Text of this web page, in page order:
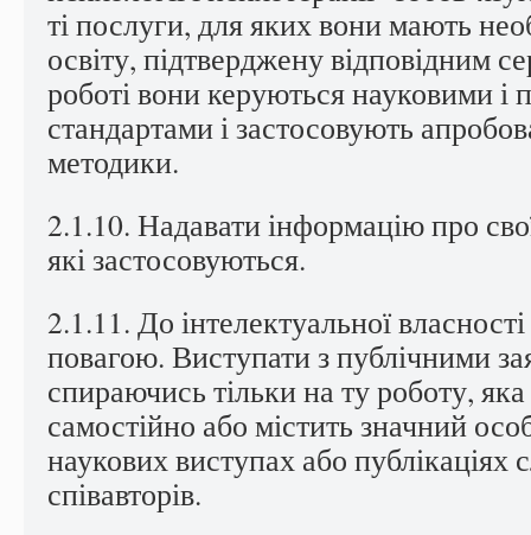
ті послуги, для яких вони мають
освіту, підтверджену відповідним
роботі вони керуються науковими і
стандартами і застосовують
методики.
2.1.10. Надавати інформацію про
які застосовуються.
2.1.11. До інтелектуальної
повагою. Виступати з публічними
спираючись тільки на ту роботу,
самостійно або містить значний
наукових виступах або публікаціях
співавторів.